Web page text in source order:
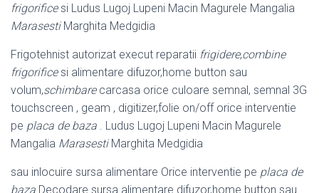
frigorificesi Ludus Lugoj Lupeni Macin Magurele Mangalia
MarasestiMarghita Medgidia
Frigotehnist autorizat execut reparatii frigidere,combine
frigorificesi alimentare difuzor,home button sau
volum,schimbarecarcasa orice culoare semnal, semnal 3G
touchscreen , geam , digitizer,folie on/off orice interventie
pe placa de baza . Ludus Lugoj Lupeni Macin Magurele
Mangalia MarasestiMarghita Medgidia
sau inlocuire sursa alimentare Orice interventie pe placa de
baza Decodare sursa alimentare difuzor,home button sau